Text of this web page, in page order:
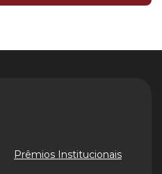
Prêmios Institucionais